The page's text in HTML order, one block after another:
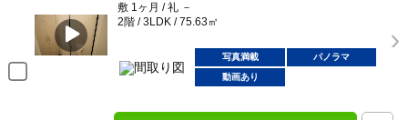
敷 1ヶ月 / 礼 －
2階 / 3LDK / 75.63㎡
写真満載
パノラマ
動画あり